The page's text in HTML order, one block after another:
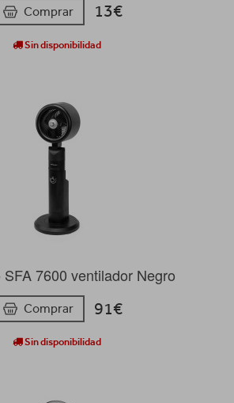
Comprar 13€
Sin disponibilidad
7600 ventilador Negro
Comprar 91€
Sin disponibilidad